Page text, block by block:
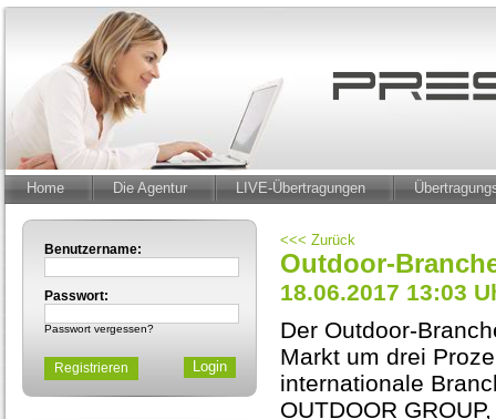
Home Die Agentur LIVE-Übertragungen
Benutzername:
Passwort:
Passwort vergessen?
Registrieren
<<< Zurück
Outdoor-
18.06.2017 13:03
Der Outdoor-
Markt um drei
internationale
OUTDOOR